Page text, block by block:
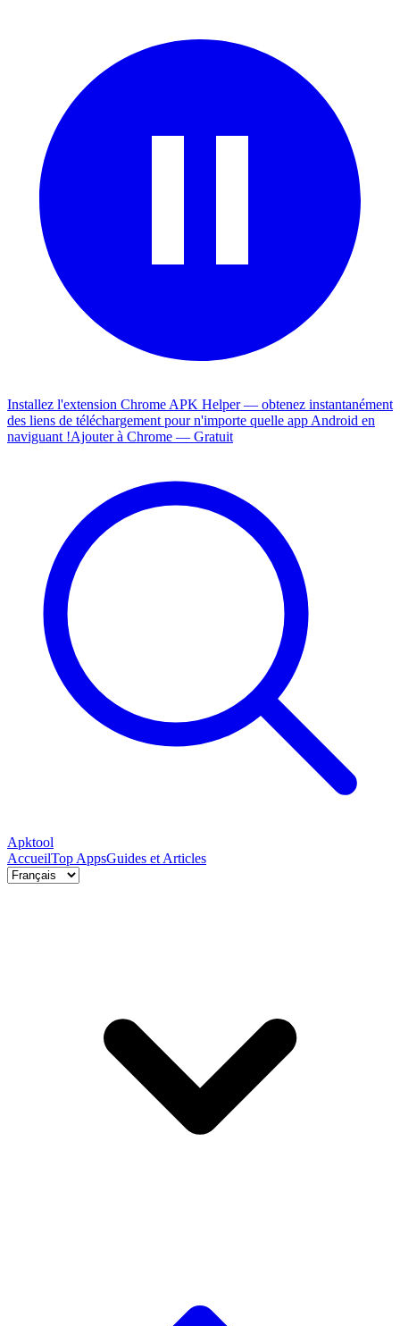
Installez l'extension Chrome APK Helper — obtenez instantanément
des liens de téléchargement pour n'importe quelle app Android en
naviguant !Ajouter à Chrome — Gratuit
Apktool
AccueilTop AppsGuides et Articles